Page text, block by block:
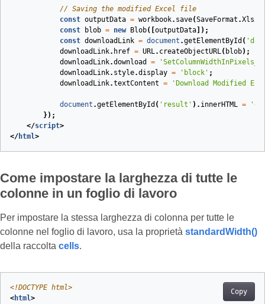
// Saving the modified Excel file
const outputData = workbook. save(SaveFormat .Xlsx
const
blob = new Blob([ outputData ]);
const downloadLink = document .getElementById (
downloadLink. href = URL. createObjectURL( blob);
downloadLink.download =
downloadLink. style.display = 'block' ;
downloadLink.textContent = 'Download Modified
document .getElementById ( 'result' ). innerHTML =
});
</script>
</html>
Come impostare la larghezza di tutte le
colonne in un foglio di lavoro
Per impostare la stessa larghezza di colonna per tutte le
colonne nel foglio di lavoro, usa la proprietà standardWidth()
della raccolta cells.
Copy
<!DOCTYPE html>
<html>